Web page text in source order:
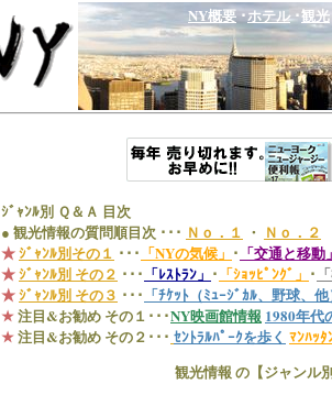
ｼﾞｬﾝﾙ別 Ｑ＆Ａ 目次
● 観光情報の質問順目次 ･･･ Ｎｏ．１ ・ Ｎｏ．２
★ｼﾞｬﾝﾙ別その１ ･･･ 「NYの気候」 ･ 「交通と移動」
★ｼﾞｬﾝﾙ別 その２ ･･･ 「ﾚｽﾄﾗﾝ」 ･ 「ｼｮｯﾋﾟﾝｸﾞ」 ･
★ｼﾞｬﾝﾙ別 その３ ･･･ 「ﾁｹｯﾄ（ﾐｭｰｼﾞｶﾙ、野球、他
★注目&お勧め その１･･･NY映画館情報 1980年代
★注目&お勧め その２･･･ ｾﾝﾄﾗﾙﾊﾟｰｸを歩く ﾏﾝﾊｯﾀ
観光情報 の 【ジャンル
NY概要･ホテル･観光